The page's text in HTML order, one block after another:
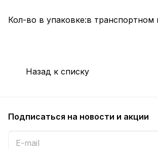
Кол-во в упаковке:в транспортном
Назад к списку
Подписаться на новости и акции